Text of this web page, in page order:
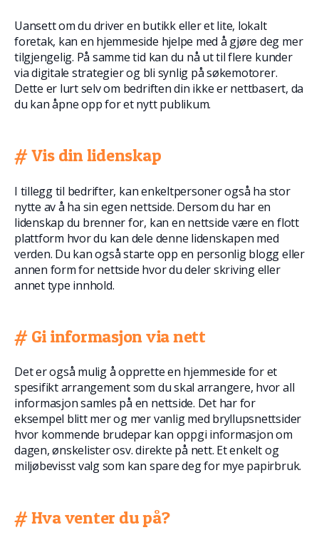
Uansett om du driver en butikk eller et lite, lokalt
foretak, kan en hjemmeside hjelpe med å gjøre deg mer
tilgjengelig. På samme tid kan du nå ut til flere kunder
via digitale strategier og bli synlig på søkemotorer.
Dette er lurt selv om bedriften din ikke er nettbasert, da
du kan åpne opp for et nytt publikum.
# Vis din lidenskap
I tillegg til bedrifter, kan enkeltpersoner også ha stor
nytte av å ha sin egen nettside. Dersom du har en
lidenskap du brenner for, kan en nettside være en flott
plattform hvor du kan dele denne lidenskapen med
verden. Du kan også starte opp en personlig blogg eller
annen form for nettside hvor du deler skriving eller
annet type innhold.
# Gi informasjon via nett
Det er også mulig å opprette en hjemmeside for et
spesifikt arrangement som du skal arrangere, hvor all
informasjon samles på en nettside. Det har for
eksempel blitt mer og mer vanlig med bryllupsnettsider
hvor kommende brudepar kan oppgi informasjon om
dagen, ønskelister osv. direkte på nett. Et enkelt og
miljøbevisst valg som kan spare deg for mye papirbruk.
# Hva venter du på?